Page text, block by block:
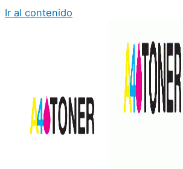
Ir al contenido